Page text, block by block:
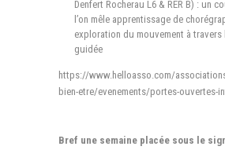
Denfert Rocherau L6 & RER B) : un
l’on mêle apprentissage de
exploration du mouvement à travers
guidée
https://www.helloasso.com/
bien-etre/evenements/portes-ouvertes-
Bref une semaine placée sous le